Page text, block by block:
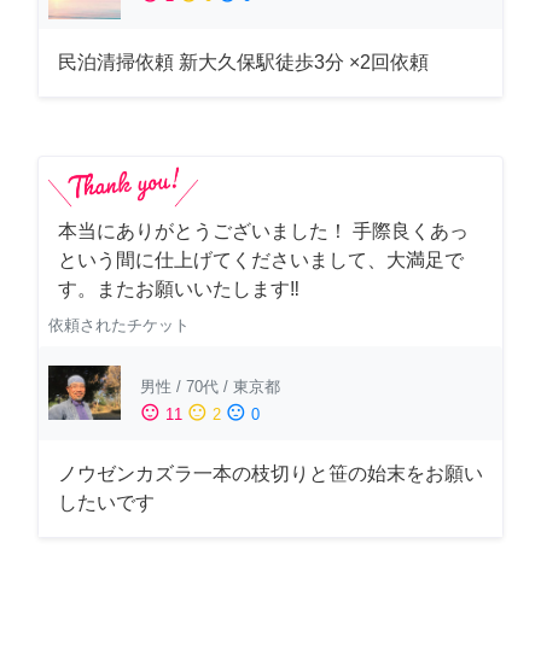
民泊清掃依頼 新大久保駅徒歩3分 ×2回依頼
本当にありがとうございました！ 手際良くあっ
という間に仕上げてくださいまして、大満足で
す。またお願いいたします‼️
依頼されたチケット
男性 / 70代 / 東京都
sentiment_satisfied 11 sentiment_neutral 2 sentiment_dissatisfied 0
ノウゼンカズラ一本の枝切りと笹の始末をお願い
したいです